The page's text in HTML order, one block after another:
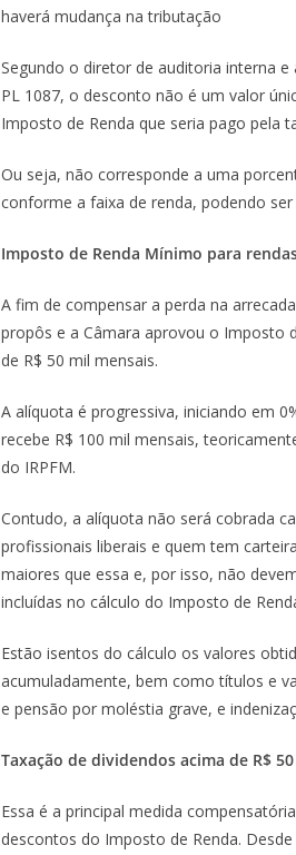
haverá mudança na tributação
Segundo o diretor de auditoria interna
PL 1087, o desconto não é um valor
Imposto de Renda que seria pago pela
Ou seja, não corresponde a uma
conforme a faixa de renda, podendo
Imposto de Renda Mínimo para
A fim de compensar a perda na
propôs e a Câmara aprovou o Imposto
de R$ 50 mil mensais.
A alíquota é progressiva, iniciando em
recebe R$ 100 mil mensais,
do IRPFM.
Contudo, a alíquota não será cobrada
profissionais liberais e quem tem
maiores que essa e, por isso, não
incluídas no cálculo do Imposto de
Estão isentos do cálculo os valores
acumuladamente, bem como títulos e
e pensão por moléstia grave, e
Taxação de dividendos acima de R$
Essa é a principal medida
descontos do Imposto de Renda.